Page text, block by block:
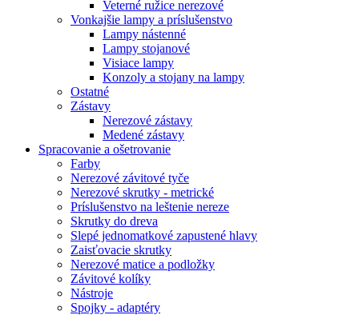
Veterné ružice nerezové
Vonkajšie lampy a príslušenstvo
Lampy nástenné
Lampy stojanové
Visiace lampy
Konzoly a stojany na lampy
Ostatné
Zástavy
Nerezové zástavy
Medené zástavy
Spracovanie a ošetrovanie
Farby
Nerezové závitové tyče
Nerezové skrutky - metrické
Príslušenstvo na leštenie nereze
Skrutky do dreva
Slepé jednomatkové zapustené hlavy
Zaisťovacie skrutky
Nerezové matice a podložky
Závitové kolíky
Nástroje
Spojky - adaptéry